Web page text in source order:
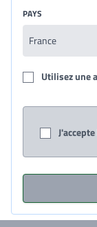
PAYS
Utilisez une